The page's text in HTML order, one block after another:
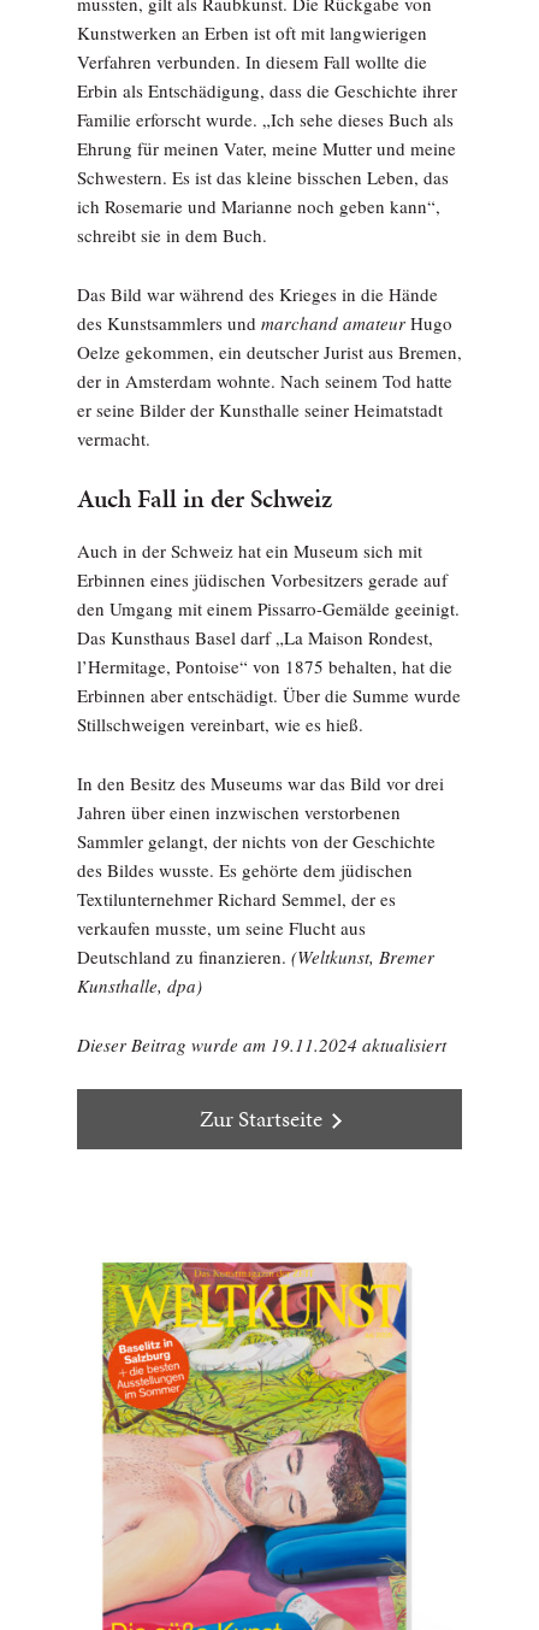
Kunstwerken an Erben ist oft mit langwierigen
Verfahren verbunden. In diesem Fall wollte die
Erbin als Entschädigung, dass die Geschichte ihrer
Familie erforscht wurde. „Ich sehe dieses Buch als
Ehrung für meinen Vater, meine Mutter und meine
Schwestern. Es ist das kleine bisschen Leben, das
ich Rosemarie und Marianne noch geben kann“,
schreibt sie in dem Buch.
Das Bild war während des Krieges in die Hände
des Kunstsammlers und marchand amateur Hugo
Oelze gekommen, ein deutscher Jurist aus Bremen,
der in Amsterdam wohnte. Nach seinem Tod hatte
er seine Bilder der Kunsthalle seiner Heimatstadt
vermacht.
Auch Fall in der Schweiz
Auch in der Schweiz hat ein Museum sich mit
Erbinnen eines jüdischen Vorbesitzers gerade auf
den Umgang mit einem Pissarro-Gemälde geeinigt.
Das Kunsthaus Basel darf „La Maison Rondest,
l’Hermitage, Pontoise“ von 1875 behalten, hat die
Erbinnen aber entschädigt. Über die Summe wurde
Stillschweigen vereinbart, wie es hieß.
In den Besitz des Museums war das Bild vor drei
Jahren über einen inzwischen verstorbenen
Sammler gelangt, der nichts von der Geschichte
des Bildes wusste. Es gehörte dem jüdischen
Textilunternehmer Richard Semmel, der es
verkaufen musste, um seine Flucht aus
Deutschland zu finanzieren. (Weltkunst, Bremer
Kunsthalle, dpa)
Dieser Beitrag wurde am 19.11.2024 aktualisiert
Zur Startseite